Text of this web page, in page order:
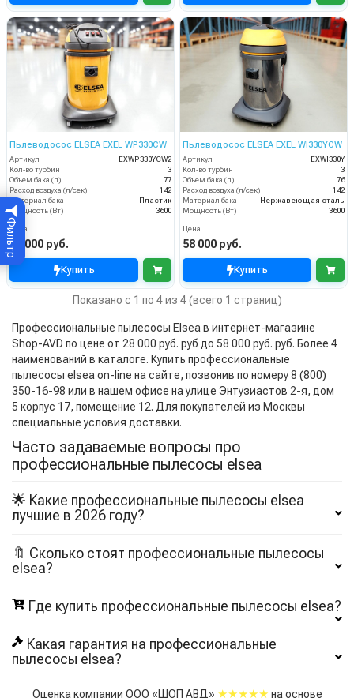
Фильтр
Пылеводосос ELSEA EXEL WP330CW
Артикул
EXWP330YCW2
Кол-во турбин
3
Объем бака (л)
77
Расход воздуха (л/сек)
142
Материал бака
Пластик
Мощность (Вт)
3600
Цена
55 000 руб.
Купить
Пылеводосос ELSEA EXEL WI330YCW
Артикул
EXWI330Y
Кол-во турбин
3
Объем бака (л)
76
Расход воздуха (л/сек)
142
Материал бака
Нержавеющая сталь
Мощность (Вт)
3600
Цена
58 000 руб.
Купить
Показано с 1 по 4 из 4 (всего 1 страниц)
Профессиональные пылесосы Elsea в интернет-магазине
Shop-AVD по цене от 28 000 руб. руб до 58 000 руб. руб. Более 4
наименований в каталоге. Купить профессиональные
пылесосы elsea on-line на сайте, позвонив по номеру 8 (800)
350-16-98 или в нашем офисе на улице Энтузиастов 2-я, дом
5 корпус 17, помещение 12. Для покупателей из Москвы
специальные условия доставки.
Часто задаваемые вопросы про
профессиональные пылесосы elsea
🌟 Какие профессиональные пылесосы elsea
лучшие в 2026 году?
🔖 Сколько стоят профессиональные пылесосы
elsea?
Где купить профессиональные пылесосы elsea?
Какая гарантия на профессиональные
пылесосы elsea?
Оценка компании ООО «ШОП АВД» ★★★★★ на основе